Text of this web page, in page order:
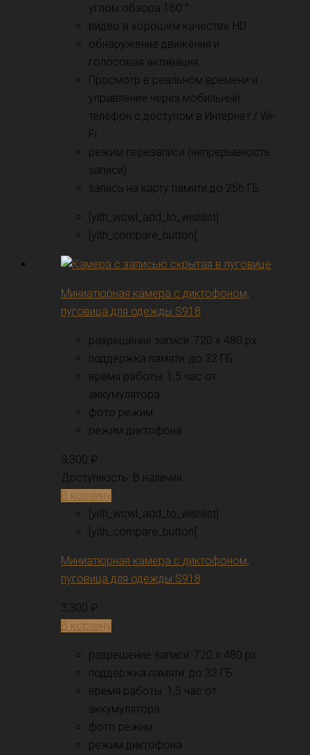
углом обзора 160 °
видео в хорошем качестве HD
обнаружение движения и
голосовая активация
Просмотр в реальном времени и
управление через мобильный
телефон с доступом в Интернет / Wi-
Fi
режим перезаписи (непрерывность
записи)
запись на карту памяти до 256 ГБ
[yith_wcwl_add_to_wishlist]
[yith_compare_button]
Миниатюрная камера с диктофоном,
пуговица для одежды S918
разрешение записи: 720 x 480 px
поддержка памяти: до 32 ГБ
время работы: 1,5 час от
аккумулятора
фото режим
режим диктофона
3,300 ₽
Доступность: В наличии
В корзину
[yith_wcwl_add_to_wishlist]
[yith_compare_button]
Миниатюрная камера с диктофоном,
пуговица для одежды S918
3,300 ₽
В корзину
разрешение записи: 720 x 480 px
поддержка памяти: до 32 ГБ
время работы: 1,5 час от
аккумулятора
фото режим
режим диктофона